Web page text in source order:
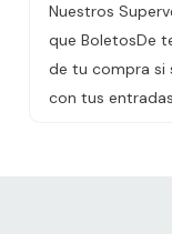
Nuestros
que BoletosDe
de tu compra si
con tus